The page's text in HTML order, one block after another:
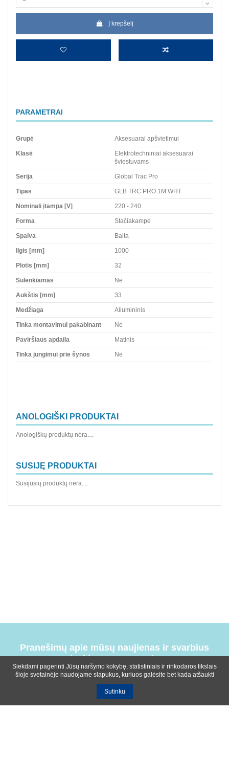
Į krepšelį
PARAMETRAI
Grupė Aksesuarai apšvietimui
Klasė
Elektrotechniniai aksesuarai
šviestuvams
Serija Global Trac Pro
Tipas GLB TRC PRO 1M WHT
Nominali įtampa [V] 220 - 240
Forma Stačiakampė
Spalva Balta
Ilgis [mm] 1000
Plotis [mm] 32
Sulenkiamas Ne
Aukštis [mm] 33
Medžiaga Aliumininis
Tinka montavimui pakabinant Ne
Paviršiaus apdaila Matinis
Tinka jungimui prie šynos Ne
ANOLOGIŠKI PRODUKTAI
Anologiškų produktų nėra....
SUSIJĘ PRODUKTAI
Susijusių produktų nėra....
Pranešimų apie mūsų naujienas ir svarbius
įvykius prenumerata
Siekdami pagerinti Jūsų naršymo kokybę, statistiniais ir rinkodaros tikslais
šioje svetainėje naudojame slapukus, kuriuos galėsite bet kada atšaukti
Sutinku